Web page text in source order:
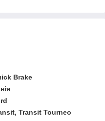
Brake
Transit Tourneo